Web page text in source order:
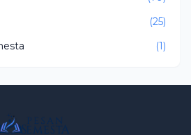
(25)
(1)